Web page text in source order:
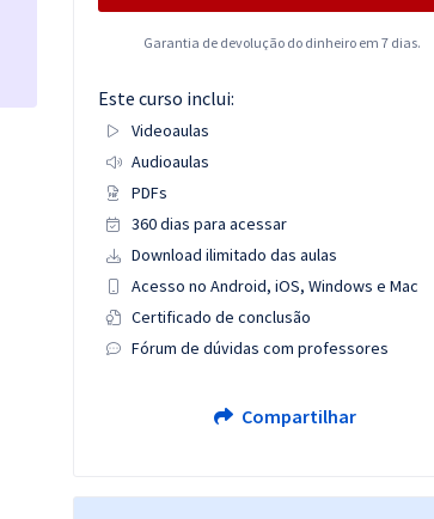
Garantia de devolução do dinheiro em 7 dias.
Este curso inclui:
Videoaulas
Audioaulas
PDFs
360 dias para acessar
Download ilimitado das aulas
Acesso no Android, iOS, Windows e Mac
Certificado de conclusão
Fórum de dúvidas com professores
Compartilhar